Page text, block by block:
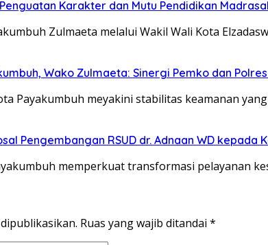
Karakter dan Mutu Pendidikan
Zulmaeta melalui Wakil Wali Kota
Wako Zulmaeta: Sinergi Pemko dan
Payakumbuh meyakini stabilitas keamanan
Pengembangan RSUD dr. Adnaan WD kepada
memperkuat transformasi pelayanan
Ruas yang wajib ditandai *